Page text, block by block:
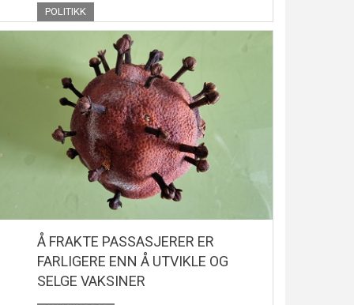
POLITIKK
Å FRAKTE PASSASJERER ER
FARLIGERE ENN Å UTVIKLE OG
SELGE VAKSINER